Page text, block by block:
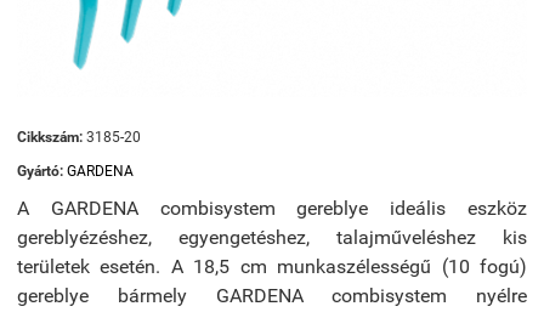
Cikkszám: 3185-20
Gyártó: GARDENA
A GARDENA combisystem gereblye ideális eszköz
gereblyézéshez, egyengetéshez, talajműveléshez kis
területek esetén. A 18,5 cm munkaszélességű (10 fogú)
gereblye bármely GARDENA combisystem nyélre